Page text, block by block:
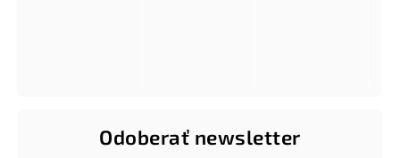
Odoberať newsletter